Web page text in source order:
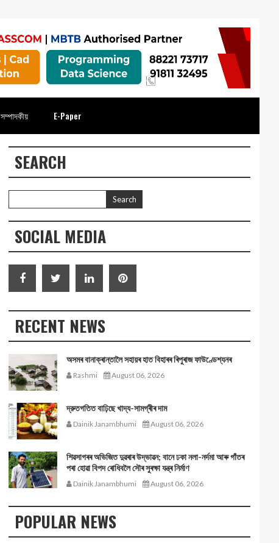
সম্পাদকীয় E-Paper
SEARCH
SOCIAL MEDIA
RECENT NEWS
অসমৰ বানাক্ৰান্তালৈ সহায়ৰ হাত বিহাৰৰ ৰিপুৰাজ ফাউণ্ডেশ্যনৰ
Rashmi August 06, 2026
দ্রুতগতিত বাঢ়িছে খাদ্য-সামগ্ৰীৰ দাম
Dainik Janambhumi August 06, 2026
শিৱসাগৰৰ অভিজিত দুৱৰাৰ উদ্ভাৱন; বানে ঢকা নলা-নৰ্দমা আৰু গাঁতৰ
পৰা হোৱা বিপদ ৰোধিবলৈ সৌৰ সুৰক্ষা যন্ত্ৰ নিৰ্মাণ
Dainik Janambhumi August 06, 2026
POPULAR NEWS